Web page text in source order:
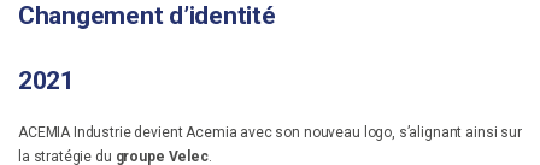
Changement d’identité
2021
ACEMIA Industrie devient Acemia avec son nouveau logo, s’alignant ainsi sur
la stratégie du groupe Velec.